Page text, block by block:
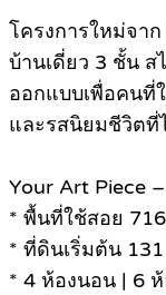
โครงการใหม่จา
บ้านเดี่ยว 3 ชั้น ส
ออกแบบเพื่อคนที่
และรสนิยมชีวิตที่
Your Art Piece
* พื้นที่ใช้สอย
* ที่ดินเริ่มต้น
* 4 ห้องนอน | 6